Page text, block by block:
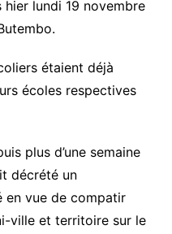
lundi 19 novembre
étaient déjà
écoles respectives
plus d’une semaine
décrété un
en vue de compatir
ville et territoire sur le